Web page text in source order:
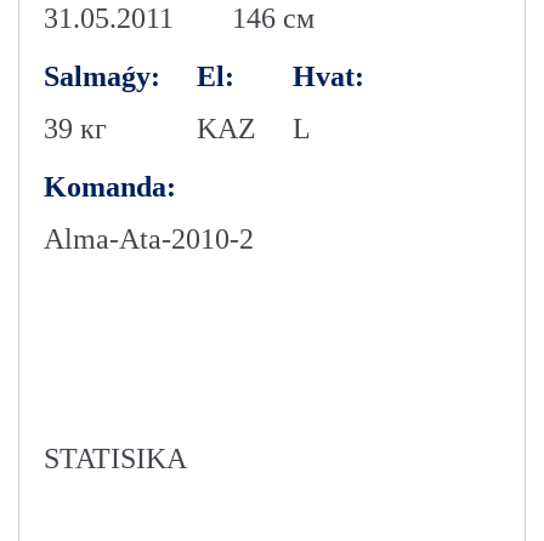
31.05.2011
146 см
Salmaǵy:
39 кг
El:
KAZ
Hvat:
L
Komanda:
Alma-Аta-2010-2
STATISIKA